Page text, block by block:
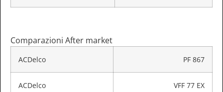
Comparazioni After market
ACDelco PF 867
ACDelco VFF 77 EX